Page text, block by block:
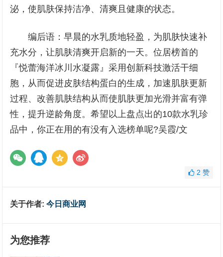
泌，使肌肤保持洁净、清爽且健康的状态。
编后语：早晨的水乳质地轻盈，为肌肤快速补
充水分，让肌肤清爽开启新的一天。位居榜首的
『悦蕾海洋冰川水凝露』采用创新科技激活干细
胞，从而促进皮肤结构蛋白的生成，加速肌肤更新
过程、改善肌肤结构从而使肌肤更加光滑并富有弹
性，提升逆龄角度。希望以上盘点出的10款水乳珍
品中，你正在用的有没有入选榜单呢?吴霞/文
2 赞
关于作者:今日商业网
为您推荐